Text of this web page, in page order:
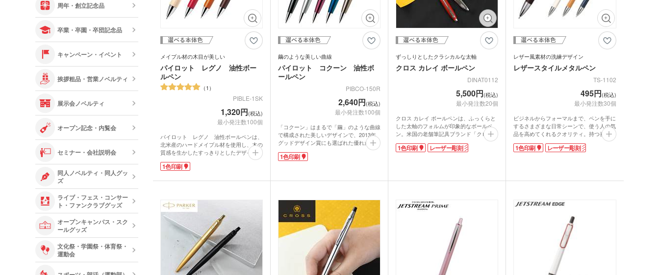
メイプル材の木目が美しい
パイロット レグノ 油性ボー
ルペン
1
PIBLE-1SK
1,320円(税込)
最小発注数100個
パイロット レグノ 油性ボールペンは、
北米産のハードメイプル材を使用し、木の
質感を生かしたすっきりとしたデザインの
ボールペン。
ハードメイプル材は楽器や家具などにも使
強度から野球のバットにも使われ、バット
ールペンです。
1色印刷可能なので学校名を入れて野球部
の卒業記念や、球団の優勝記念にもぴった
『レグノ』は、イタリア語の「森林・材
木」という意味の単語「Legno」に由来。
天然の木材を使用しているため、使えば使
い込むほどに味わい深い艶をおび、愛着が
わいてきます!
1色印刷
繭のような美しい曲線
パイロット コクーン 油性ボ
ールペン
PIBCO-150R
2,640円(税込)
最小発注数100個
「コクーン」はまるで「繭」のような曲線
で構成された美しいデザインで、2013年
グッドデザイン賞にも選ばれた優れた一本
です。20〜30代の若い世代に向けた、高
級感と使いやすさをたずさえたデザイン
1色印刷
ずっしりとしたクラシカルな太軸
クロス カレイ ボールペン
DINAT0112
5,500円(税込)
最小発注数20個
クロス カレイ ボールペンは、ふっくらと
した太軸のフォルムが印象的なボールペ
ン。米国の老舗筆記具ブランド「クロス」
の製品で、クリップ上部にはさりげなくブ
ランド名が刻印されています。重量約30g
れた印象を与え、ワンランク上のステータ
ックなものから、パッと目を惹く鮮やかな
ものまで6色をご用意。質感はキラリと輝
くツヤありタイプと、指紋が目立たないマ
ットなタイプがあります。名入れもできる
ので、会社の節目を祝う周年記念品として
のプレゼントなどにいかがでしょうか。
1色印刷 レーザー彫刻
レザー風素材の洗練デザイン
レザースタイルメタルペン
TS-1102
495円(税込)
最小発注数30個
ビジネルからフォーマルまで、ペンを手に
するさまざまな日常シーンで、使う人の気
品を高めてくれるクオリティ。持つ喜びを
感じさせてくれるハイラインのボールペン
です。「レザースタイルメタルペン」は、
ギフト感のあるパッケージ入り。卒業、周
ーン。ブラック・ホワイト・ネイビー・ベ
1色印刷 レーザー彫刻
周年・創立記念品
卒業・卒園・卒団記念品
キャンペーン・イベント
挨拶粗品・営業ノベルティ
展示会ノベルティ
オープン記念・内覧会
セミナー・会社説明会
同人ノベルティ・同人グッ
ズ
ライブ・フェス・コンサー
ト・ファンクラブグッズ
オープンキャンパス・スク
ールグッズ
文化祭・学園祭・体育祭・
運動会